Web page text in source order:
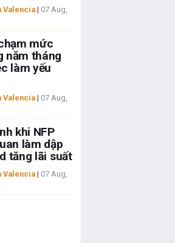
Valencia| 07 Aug,
mức
năm tháng
làm yếu
Valencia| 07 Aug,
khi NFP
làm dập
tăng lãi suất
Valencia| 07 Aug,